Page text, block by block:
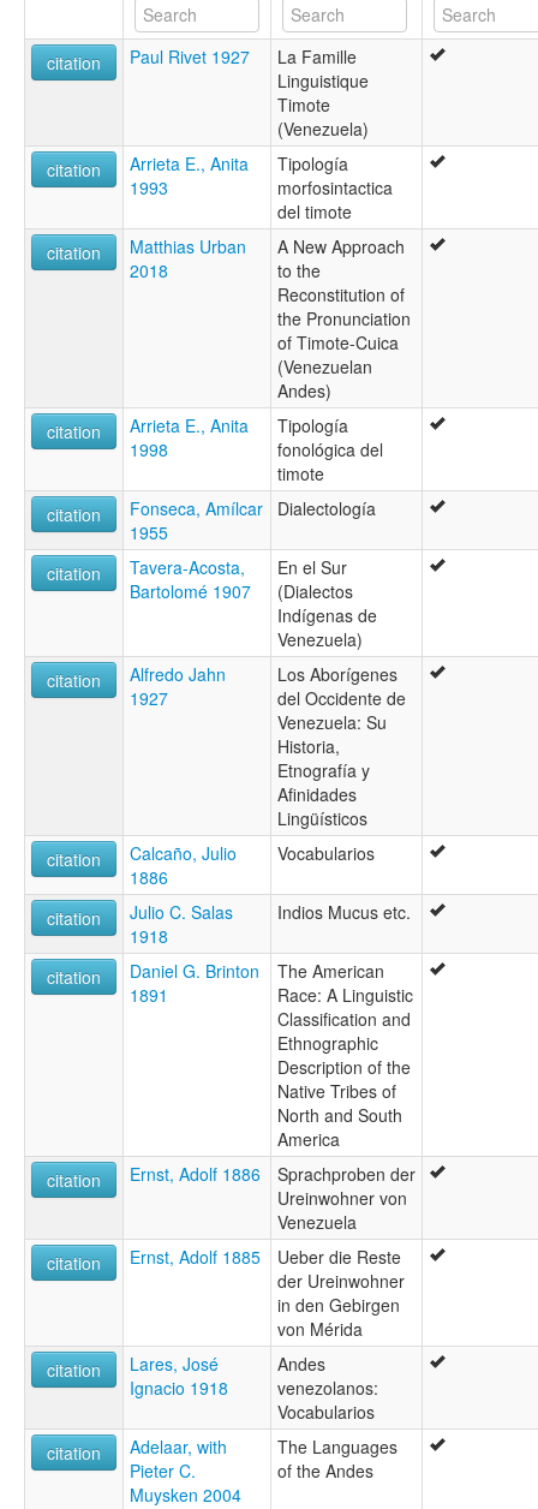
citation Paul Rivet 1927
La Famille
Linguistique
Timote
(Venezuela)
citation
Arrieta E., Anita
1993
Tipología
morfosintactica
del timote
citation
Matthias Urban
2018
A New Approach
to the
Reconstitution of
the Pronunciation
of Timote-Cuica
(Venezuelan
Andes)
citation
Arrieta E., Anita
1998
Tipología
fonológica del
timote
citation
Fonseca, Amílcar
1955
Dialectología
citation
Tavera-Acosta,
Bartolomé 1907
En el Sur
(Dialectos
Indígenas de
Venezuela)
citation
Alfredo Jahn
1927
Los Aborígenes
del Occidente de
Venezuela: Su
Historia,
Etnografía y
Afinidades
Lingüísticos
citation
Calcaño, Julio
1886
Vocabularios
citation
Julio C. Salas
1918
Indios Mucus etc.
citation
Daniel G. Brinton
1891
The American
Race: A Linguistic
Classification and
Ethnographic
Description of the
Native Tribes of
North and South
America
citation
Ernst, Adolf 1886
Sprachproben der
Ureinwohner von
Venezuela
citation
Ernst, Adolf 1885
Ueber die Reste
der Ureinwohner
in den Gebirgen
von Mérida
citation
Lares, José
Ignacio 1918
Andes
venezolanos:
Vocabularios
citation
Adelaar, with
Pieter C.
Muysken 2004
The Languages
of the Andes